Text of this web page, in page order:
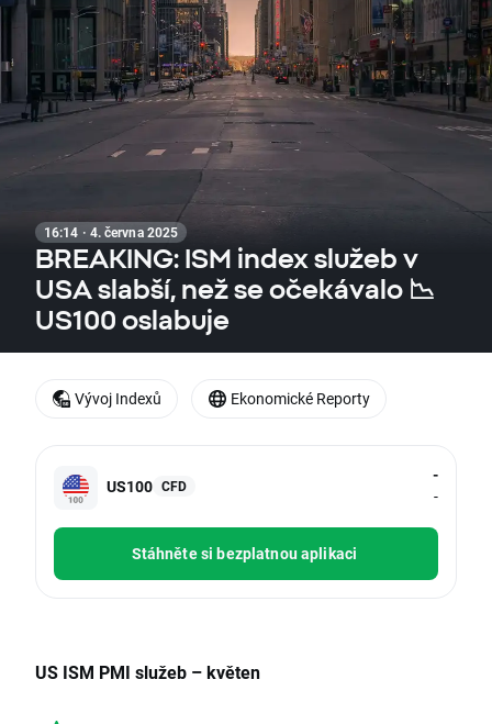
16:14 · 4. června 2025
BREAKING: ISM index služeb v
USA slabší, než se očekávalo 📉
US100 oslabuje
US100 CFD
-
-
Stáhněte si bezplatnou aplikaci
US ISM PMI služeb – květen
Vývoj Indexů Ekonomické Reporty